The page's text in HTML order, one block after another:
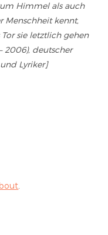
Himmel als auch
Menschheit kennt,
sie letztlich gehen
2006), deutscher
Lyriker]